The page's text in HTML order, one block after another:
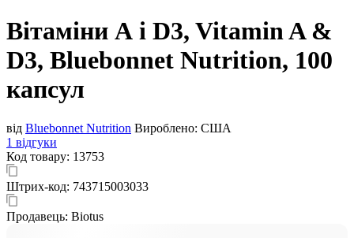
Вітаміни А і D3, Vitamin A &
D3, Bluebonnet Nutrition, 100
капсул
від Bluebonnet Nutrition Вироблено: США
1 відгуки
Код товару: 13753
Штрих-код: 743715003033
Продавець: Biotus